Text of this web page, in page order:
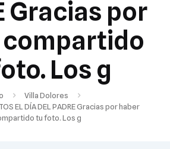
Gracias por
compartido
Los g
Villa Dolores
EL DÍA DEL PADRE Gracias por haber
tu foto. Los g